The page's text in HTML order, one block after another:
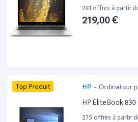
281 offres à partir
219,00 €
Top Produit HP - Ordinateur
HP EliteBook 830
275 offres à partir